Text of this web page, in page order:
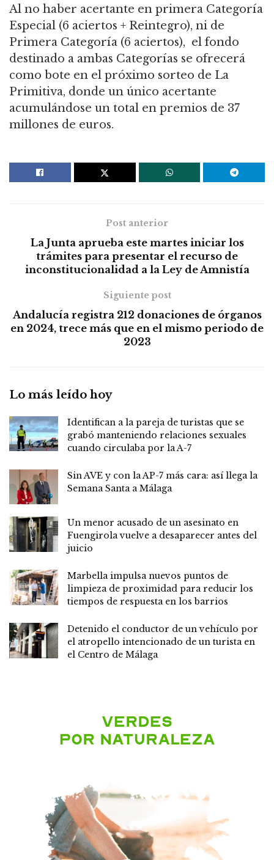
Al no haber acertante en primera Categoría
Especial (6 aciertos + Reintegro), ni de
Primera Categoría (6 aciertos), el fondo
destinado a ambas Categorías se ofrecerá
como bote en el próximo sorteo de La
Primitiva, donde un único acertante
acumulándose un total en premios de 37
millones de euros.
Post anterior
La Junta aprueba este martes iniciar los
trámites para presentar el recurso de
inconstitucionalidad a la Ley de Amnistía
Siguiente post
Andalucía registra 212 donaciones de órganos
en 2024, trece más que en el mismo periodo de
2023
Lo más leído hoy
Identifican a la pareja de turistas que se
grabó manteniendo relaciones sexuales
cuando circulaba por la A-7
Sin AVE y con la AP-7 más cara: así llega la
Semana Santa a Málaga
Un menor acusado de un asesinato en
Fuengirola vuelve a desaparecer antes del
juicio
Marbella impulsa nuevos puntos de
limpieza de proximidad para reducir los
tiempos de respuesta en los barrios
Detenido el conductor de un vehículo por
el atropello intencionado de un turista en
el Centro de Málaga